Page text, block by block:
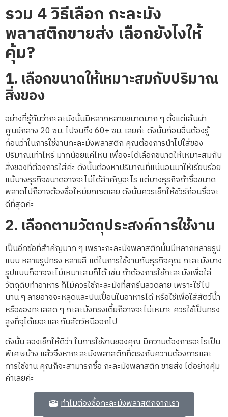
รวม 4 วิธีเลือก กะละมัง
พลาสติกขายส่ง เลือกยังไงให้
คุ้ม?
1. เลือกขนาดให้เหมาะสมกับปริมาณ
สิ่งของ
อย่างที่รู้กันว่ากะละมังนั้นมีหลากหลายขนาดมาก ๆ ตั้งแต่เส้นผ่า
ศูนย์กลาง 20 ซม. ไปจนถึง 60+ ซม. เลยค่ะ ดังนั้นก่อนอื่นต้องรู้
ก่อนว่าในการใช้งานกะละมังพลาสติก คุณต้องการนำไปใส่ของ
ปริมาณเท่าไหร่ มากน้อยแค่ไหน เพื่อจะได้เลือกขนาดให้เหมาะสมกับ
สิ่งของที่ต้องการใส่ค่ะ ดังนั้นต้องหาปริมาณที่แน่นอนมาให้เรียบร้อย
แม้บางธุรกิจขนาดอาจจะไม่ได้สำคัญอะไร แต่บางธุรกิจถ้าซื้อขนาด
พลาดไปก็อาจต้องซื้อใหม่ยกเซตเลย ดังนั้นควรเช็กให้ชัวร์ก่อนซื้อจะ
ดีที่สุดค่ะ
2. เลือกตามวัตถุประสงค์การใช้งาน
เป็นอีกข้อที่สำคัญมาก ๆ เพราะกะละมังพลาสติกนั้นมีหลากหลายรูป
แบบ หลายรูปทรง หลายสี แต่ในการใช้งานกับธุรกิจคุณ กะละมังบาง
รูปแบบก็อาจจะไม่เหมาะสมก็ได้ เช่น ถ้าต้องการใช้กะละมังเพื่อใส่
วัตถุดิบทำอาหาร ก็ไม่ควรใช้กะละมังที่สกรีนลวดลาย เพราะใช้ไป
นาน ๆ ลายอาจจะหลุดและปนเปื้อนในอาหารได้ หรือใช้เพื่อใส่สัตว์น้ำ
หรือของทะเลสด ๆ กะละมังทรงเตี้ยก็อาจจะไม่เหมาะ ควรใช้เป็นทรง
สูงที่จุได้เยอะและกันสัตว์หนีออกไป
ดังนั้น ลองเช็กให้ดีว่า ในการใช้งานของคุณ มีความต้องการอะไรเป็น
พิเศษบ้าง แล้วจึงหากะละมังพลาสติกที่ตรงกับความต้องการและ
การใช้งาน คุณก็จะสามารถซื้อ กะละมังพลาสติก ขายส่ง ได้อย่างคุ้ม
ค่าเลยค่ะ
ทำไมต้องซื้อกะละมังพลาสติกจากเรา